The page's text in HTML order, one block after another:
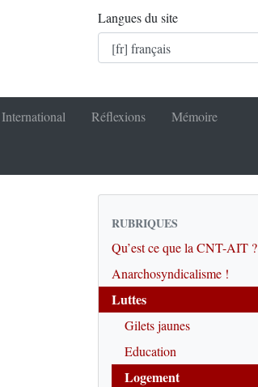
Langues du site
International Réflexions Mémoire
RUBRIQUES
Qu’est ce que la CNT-AIT ?
Anarchosyndicalisme !
Luttes
Gilets jaunes
Education
Logement